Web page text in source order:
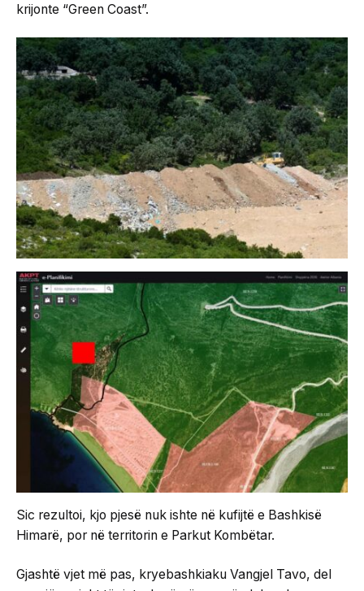
krijonte “Green Coast”.
Sic rezultoi, kjo pjesë nuk ishte në kufijtë e Bashkisë
Himarë, por në territorin e Parkut Kombëtar.
Gjashtë vjet më pas, kryebashkiaku Vangjel Tavo, del